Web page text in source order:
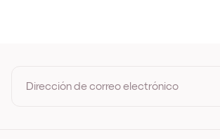
Dirección de correo electrónico